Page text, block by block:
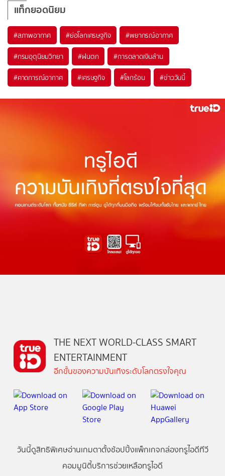
แท็กยอดนิยม
#สภาพอากาศ #ย่อโลกเศรษฐกิจ #พยากรณ์อากาศ
#กรมอุตุนิยมวิทยา #ฝนตก #การตลาดเงินล้าน
#คาดการณ์อากาศ #เศรษฐกิจ #โลกร้อน #ข่าววันนี้
THE NEXT WORLD-CLASS SMART
ENTERTAINMENT
อีกขั้นของความบันเทิงระดับโลกตรงใจคุณ
วันนี้ดูสิทธิพิเศษอ่านเกมตาตั้งช้อปปิ้งแพ็กเกจกล่องทรูไอดีทีวี
คอมมูนิตี้บริการช่วยเหลือทรูไอดี